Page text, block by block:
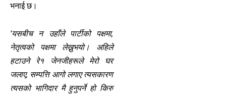
भनाई छ।
‘यसबीच न उहाँले पार्टीको पक्षमा,
नेतृत्वको पक्षमा लेख्नुभयो। अहिले
हटाउने रे१ जेनजीहरूले मेरो घर
जलाए, सम्पत्ति आगो लगाए त्यसकारण
त्यसको भागिदार मै हुनुपर्ने हो किरु